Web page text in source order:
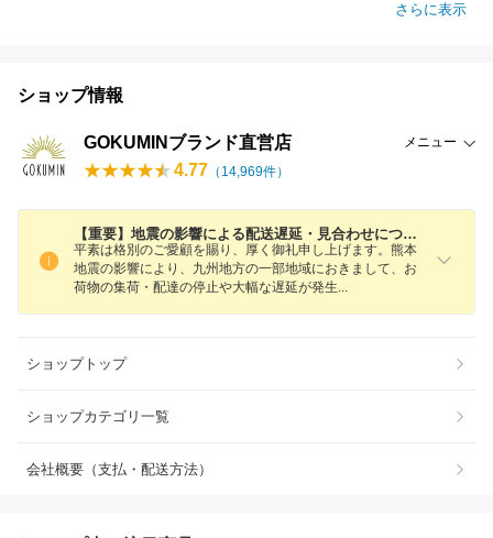
さらに表示
ショップ情報
GOKUMINブランド直営店 メニュー
4.77 （ 14,969件）
【重要】地震の影響による配送遅延・見合わせについて
平素は格別のご愛顧を賜り、厚く御礼申し上げます。熊本
地震の影響により、九州地方の一部地域におきまして、お
荷物の集荷・配達の停止や大幅な遅延が発生
ショップトップ
ショップカテゴリ一覧
会社概要（支払・配送方法）